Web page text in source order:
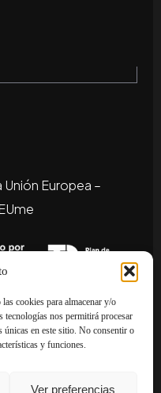
cookies para almacenar y/o
tecnologías nos permitirá procesar
únicas en este sitio. No consentir o
y funciones.
Ver preferencias
Europea –